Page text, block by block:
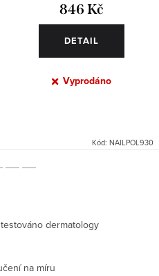
846 Kč
DETAIL
Vyprodáno
Kód: NAILPOL930
dermatology
na míru